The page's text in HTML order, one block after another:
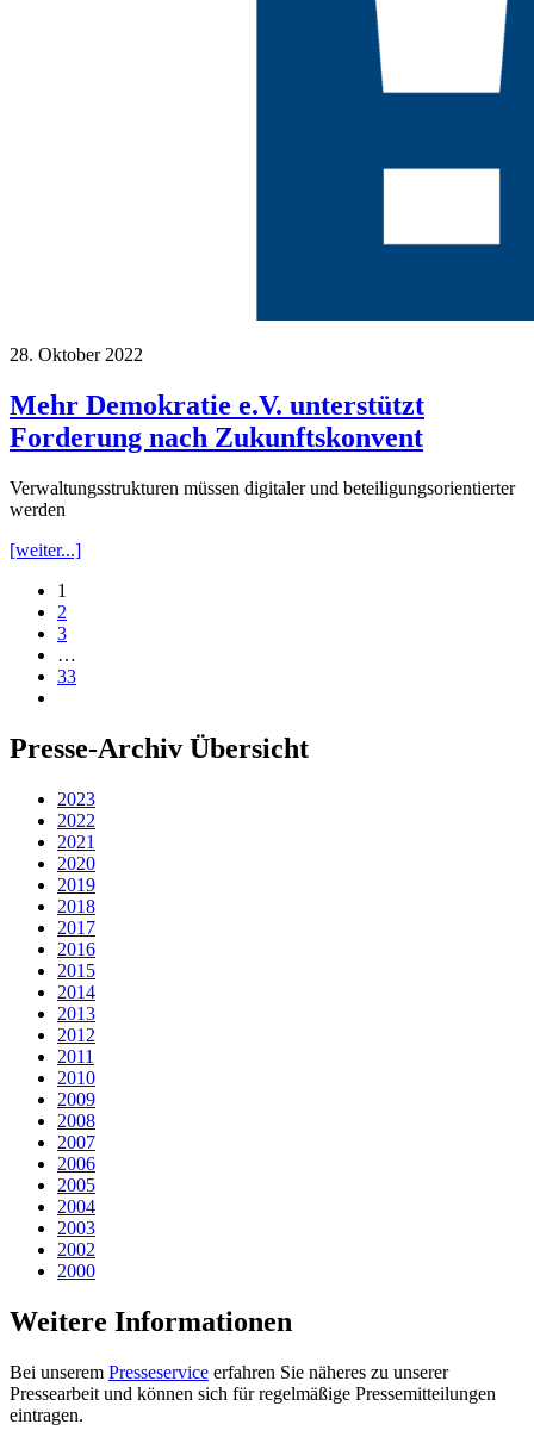
28. Oktober 2022
Mehr Demokratie e.V. unterstützt
Forderung nach Zukunftskonvent
Verwaltungsstrukturen müssen digitaler und beteiligungsorientierter
werden
[weiter...]
1
2
3
…
33
Presse-Archiv Übersicht
2023
2022
2021
2020
2019
2018
2017
2016
2015
2014
2013
2012
2011
2010
2009
2008
2007
2006
2005
2004
2003
2002
2000
Weitere Informationen
Bei unserem Presseservice erfahren Sie näheres zu unserer
Pressearbeit und können sich für regelmäßige Pressemitteilungen
eintragen.